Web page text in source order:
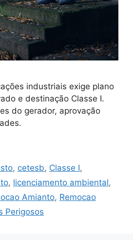
industriais exige plano
e destinação Classe I.
do gerador, aprovação
, cetesb, Classe I,
, licenciamento ambiental,
Amianto, Remocao
Perigosos